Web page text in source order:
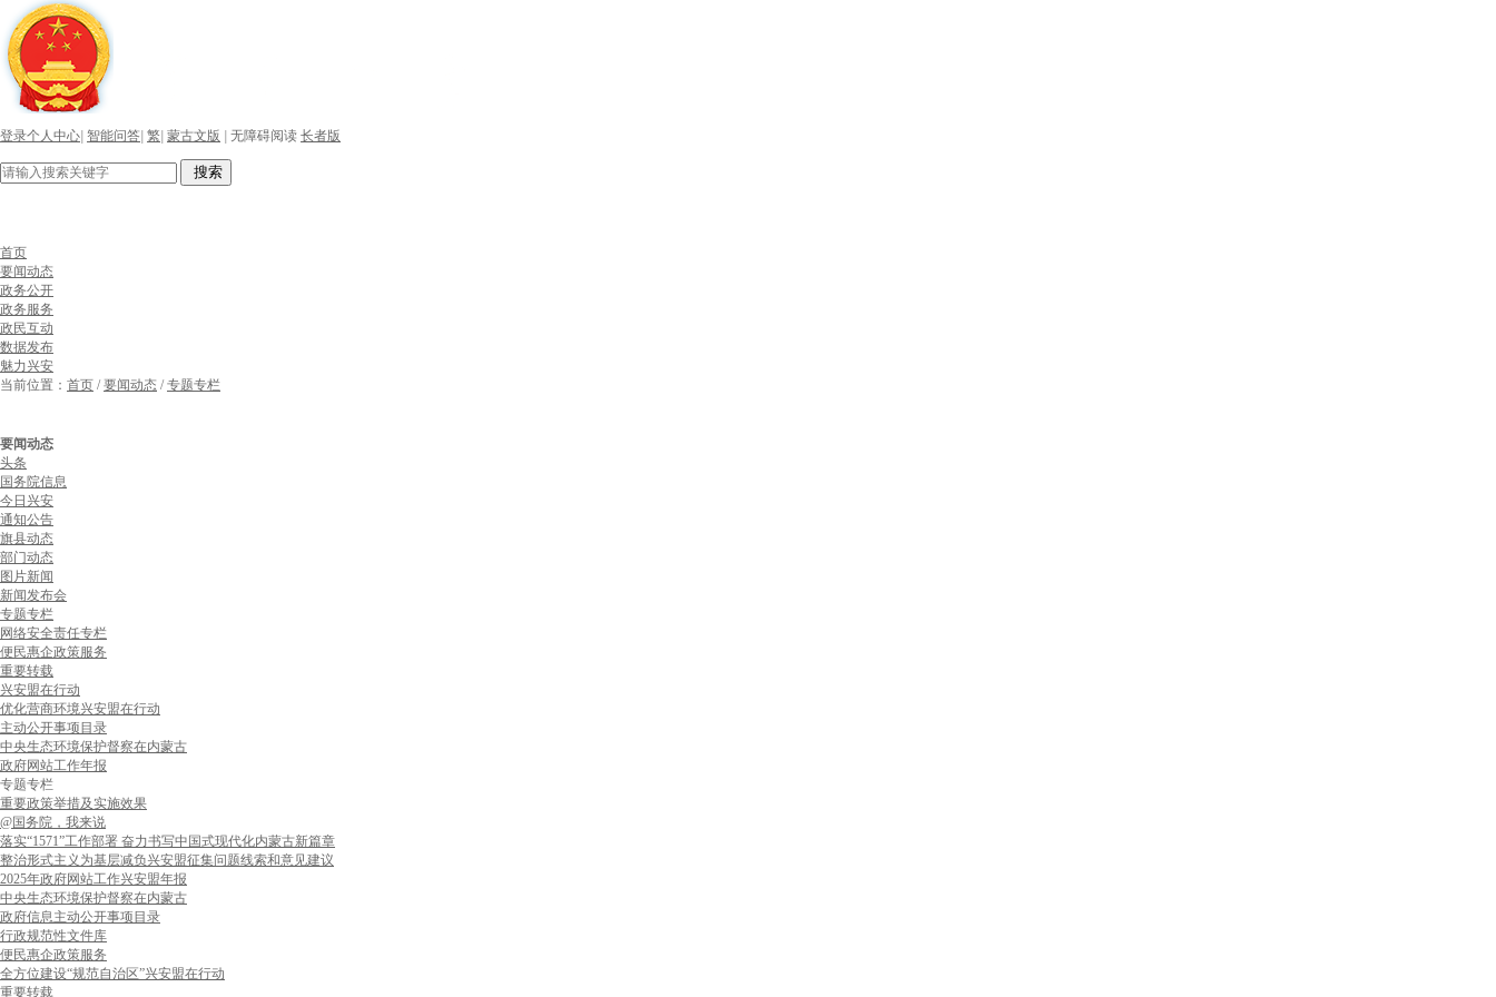
登录个人中心 智能问答 繁 蒙古文版 无障碍阅读 长者版
搜索
首页
要闻动态
政务公开
政务服务
政民互动
数据发布
魅力兴安
当前位置： 首页 /要闻动态 /专题专栏
要闻动态
头条
国务院信息
今日兴安
通知公告
旗县动态
部门动态
图片新闻
新闻发布会
专题专栏
网络安全责任专栏
便民惠企政策服务
重要转载
兴安盟在行动
优化营商环境兴安盟在行动
主动公开事项目录
中央生态环境保护督察在内蒙古
政府网站工作年报
专题专栏
重要政策举措及实施效果
@国务院，我来说
落实“1571”工作部署 奋力书写中国式现代化内蒙古新篇章
整治形式主义为基层减负兴安盟征集问题线索和意见建议
2025年政府网站工作兴安盟年报
中央生态环境保护督察在内蒙古
政府信息主动公开事项目录
行政规范性文件库
便民惠企政策服务
全方位建设“规范自治区”兴安盟在行动
重要转载